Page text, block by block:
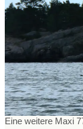
Eine weitere Maxi